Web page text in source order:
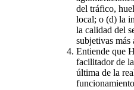
del tráfico,
local; o (d) la
la calidad del
subjetivas más
Entiende que
facilitador de
última de la